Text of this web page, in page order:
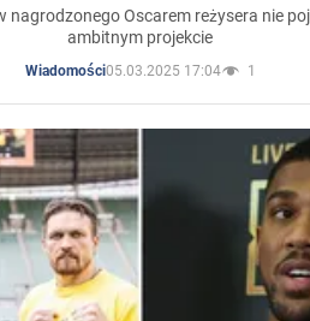
nagrodzonego Oscarem reżysera nie
ambitnym projekcie
Wiadomości05.03.2025 17:04 1